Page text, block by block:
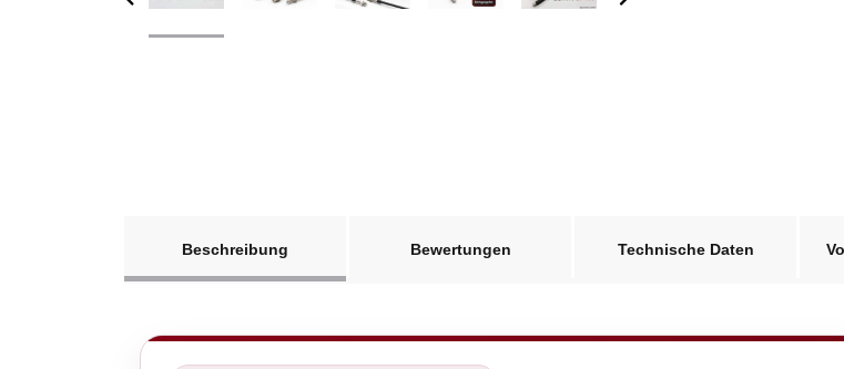
Beschreibung
Bewertungen Technische Daten